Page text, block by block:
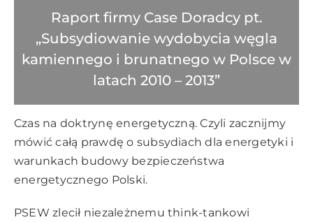
Raport firmy Case Doradcy pt.
„Subsydiowanie wydobycia węgla
kamiennego i brunatnego w Polsce w
latach 2010 – 2013”
Czas na doktrynę energetyczną. Czyli zacznijmy
mówić całą prawdę o subsydiach dla energetyki i
warunkach budowy bezpieczeństwa
energetycznego Polski.
PSEW zlecił niezależnemu think-tankowi